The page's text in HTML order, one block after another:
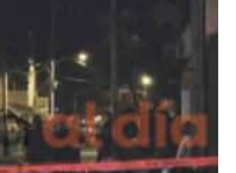
idea de
tras sostener
país.
construida la
pudo disfrutar de su